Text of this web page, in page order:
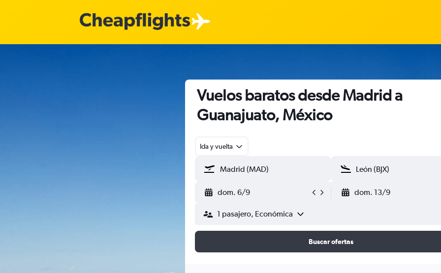
Vuelos baratos desde Madrid a
Guanajuato, México
Ida y vuelta
dom. 6/9 dom. 13/9
1 pasajero, Económica
Buscar ofertas